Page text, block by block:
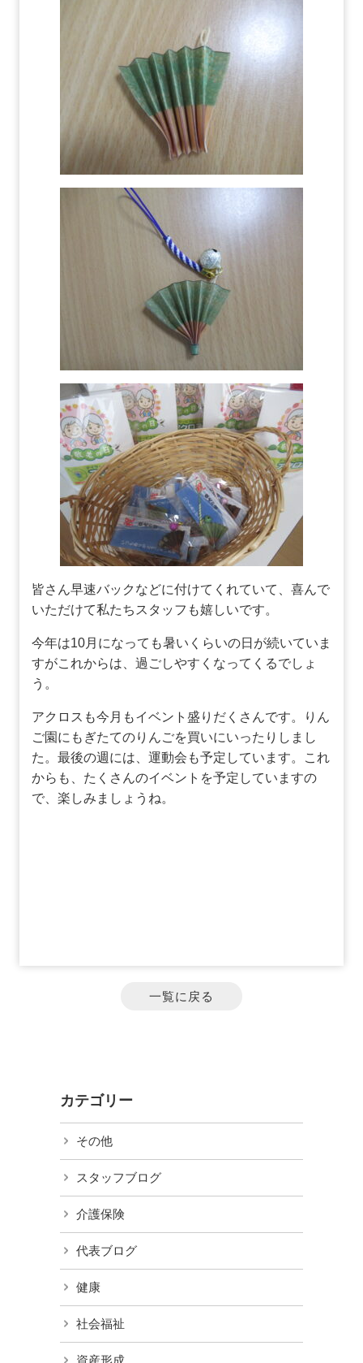
皆さん早速バックなどに付けてくれていて、喜んで
いただけて私たちスタッフも嬉しいです。
今年は10月になっても暑いくらいの日が続いていま
すがこれからは、過ごしやすくなってくるでしょ
う。
アクロスも今月もイベント盛りだくさんです。りん
ご園にもぎたてのりんごを買いにいったりしまし
た。最後の週には、運動会も予定しています。これ
からも、たくさんのイベントを予定していますの
で、楽しみましょうね。
一覧に戻る
カテゴリー
その他
スタッフブログ
介護保険
代表ブログ
健康
社会福祉
資産形成